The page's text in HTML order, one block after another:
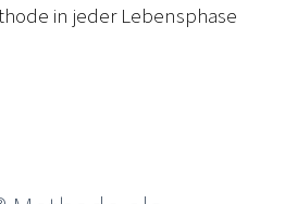
in jeder Lebensphase